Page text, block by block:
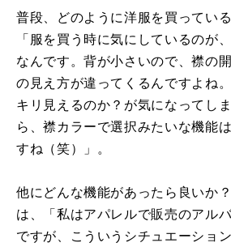
普段、どのように洋服を買ってい
「服を買う時に気にしているのが
なんです。背が小さいので、襟の
の見え方が違ってくるんですよね
キリ見えるのか？が気になってし
ら、襟カラーで選択みたいな機能
すね（笑）」。
他にどんな機能があったら良いか
は、「私はアパレルで販売のアル
ですが、こういうシチュエーショ